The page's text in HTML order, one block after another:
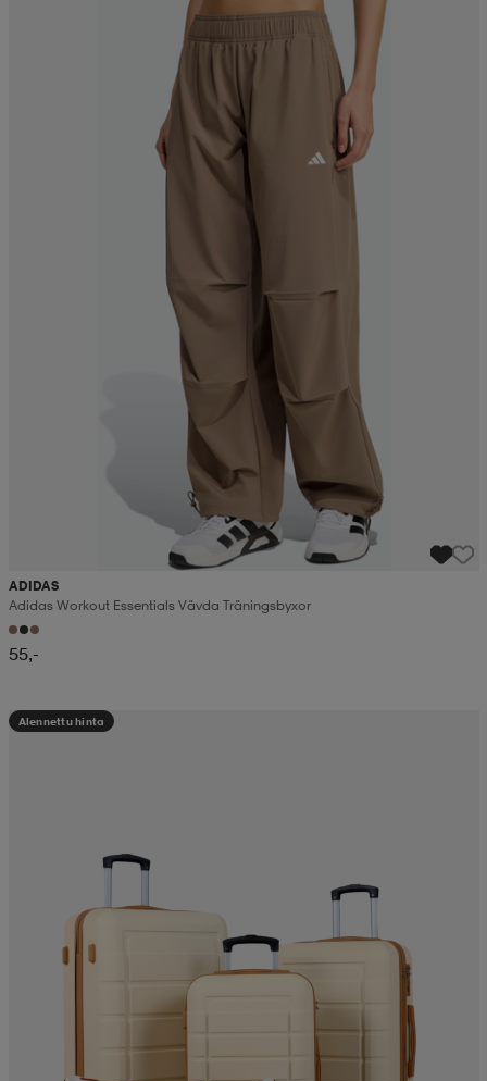
ADIDAS
Adidas Workout Essentials Vävda Träningsbyxor
55,-
Alennettu hinta